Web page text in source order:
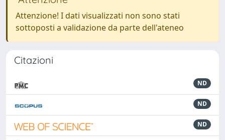
Attenzione! I dati visualizzati non sono stati
sottoposti a validazione da parte dell'ateneo
Citazioni
ND
ND
ND